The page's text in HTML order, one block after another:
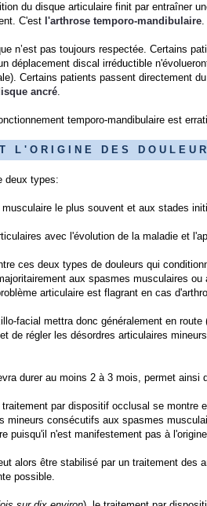
du disque articulaire finit par entraîner
C'est 'arthrose temporo-mandibulaire.
n’est pas toujours respectée. Certains
déplacement discal irréductible
Certains patients passent directement
ancré.
temporo-mandibulaire est
L ' O R I G I N E D E S D O U L E U
deux types:
le plus souvent et aux stades
avec l'évolution de la maladie et
ces deux types de douleurs qui
aux spasmes musculaires
articulaire est flagrant en cas
facial mettra donc généralement en
de régler les désordres articulaires
durer au moins 2 à 3 mois, permet
traitement par dispositif occlusal se montre
mineurs consécutifs aux spasmes
puisqu'il n'est manifestement pas à
alors être stabilisé par un traitement
possible.